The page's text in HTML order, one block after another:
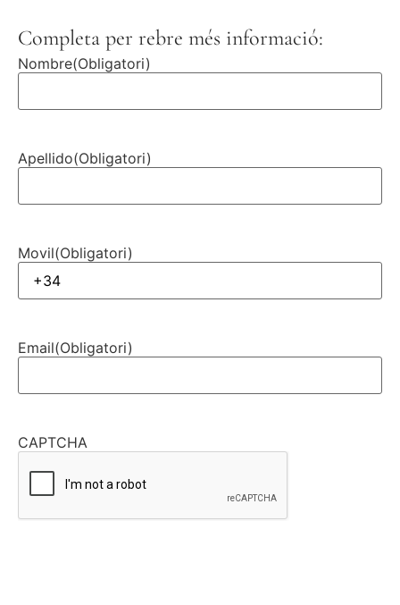
Completa per rebre més informació:
Nombre(Obligatori)
Apellido(Obligatori)
Movil(Obligatori)
Email(Obligatori)
CAPTCHA